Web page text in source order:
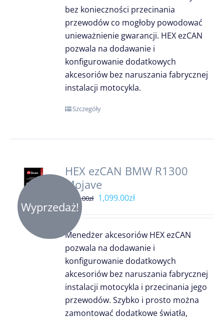
bez konieczności przecinania
przewodów co mogłoby powodować
unieważnienie gwarancji. HEX ezCAN
pozwala na dodawanie i
konfigurowanie dodatkowych
akcesoriów bez naruszania fabrycznej
instalacji motocykla.
Szczegóły
Wyprzedaż!
HEX ezCAN BMW R1300
Mojave
1,299.00zł Pierwotna
1,299.00zł.
1,099.00złAktualna
1,099.00zł.
Menedżer akcesoriów HEX ezCAN
pozwala na dodawanie i
konfigurowanie dodatkowych
akcesoriów bez naruszania fabrycznej
instalacji motocykla i przecinania jego
przewodów. Szybko i prosto można
zamontować dodatkowe światła,